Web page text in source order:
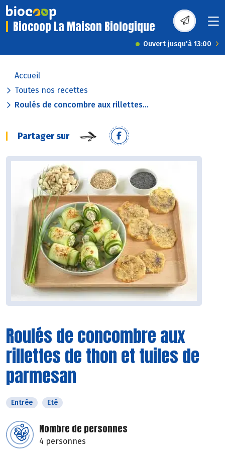
Biocoop La Maison Biologique
Ouvert jusqu'à 13:00
Accueil
Toutes nos recettes
Roulés de concombre aux rillettes...
Partager sur
Roulés de concombre aux
rillettes de thon et tuiles de
parmesan
Entrée Eté
Nombre de personnes
4 personnes